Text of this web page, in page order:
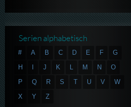
Serien alphabetisch
# A B C D E F
G
H
I J K L M N
O
P
Q R S T U V
W
X
Y Z